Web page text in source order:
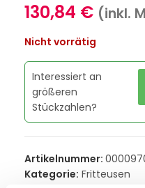
130,84 € (inkl.
Nicht vorrätig
Interessiert an
größeren
Stückzahlen?
Artikelnummer:
Kategorie: Fritteusen